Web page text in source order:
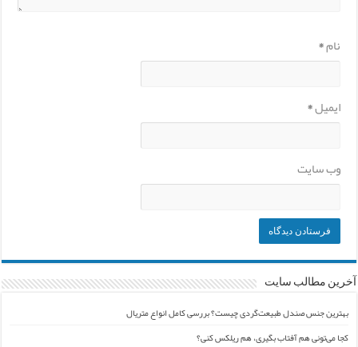
نام*
ایمیل*
وب‌ سایت
آخرین مطالب سایت
بهترین جنس صندل طبیعت‌گردی چیست؟ بررسی کامل انواع متریال
کجا می‌تونی هم آفتاب بگیری، هم ریلکس کنی؟